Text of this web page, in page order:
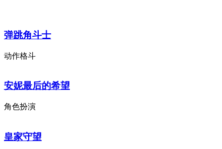
弹跳角斗士
动作格斗
安妮最后的希望
角色扮演
皇家守望